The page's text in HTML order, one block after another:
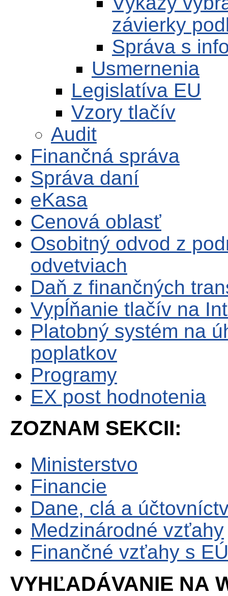
závierky
Správa s
Usmernenia
Legislatíva EU
Vzory tlačív
Audit
Finančná správa
Správa daní
eKasa
Cenová oblasť
Osobitný odvod z
odvetviach
Daň z finančných
Vypĺňanie tlačív na
Platobný systém na
poplatkov
Programy
EX post hodnotenia
ZOZNAM SEKCII:
Ministerstvo
Financie
Dane, clá a
Medzinárodné vzťahy
Finančné vzťahy s EÚ
VYHĽADÁVANIE NA